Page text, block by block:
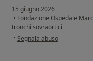
15 giugno 2026
• Fondazione Ospedale
tronchi sovraortici
• secondo l'opinione
Segnala abuso